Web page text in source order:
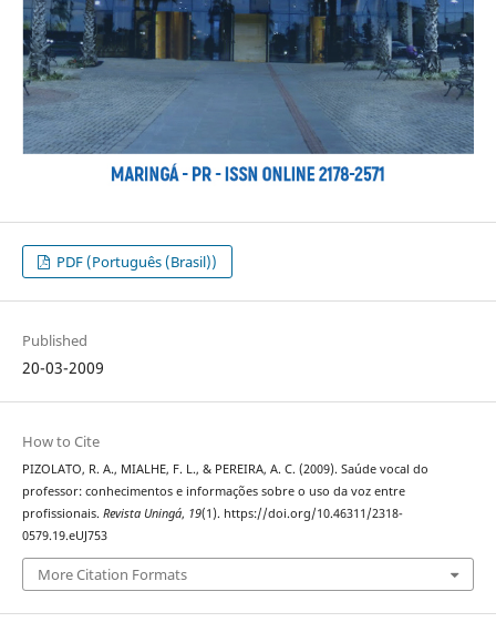
PDF (Português (Brasil))
Published
20-03-2009
How to Cite
PIZOLATO, R. A., MIALHE, F. L., & PEREIRA, A. C. (2009). Saúde vocal do
professor: conhecimentos e informações sobre o uso da voz entre
profissionais. Revista Uningá, 19(1). https://doi.org/10.46311/2318-
0579.19.eUJ753
More Citation Formats